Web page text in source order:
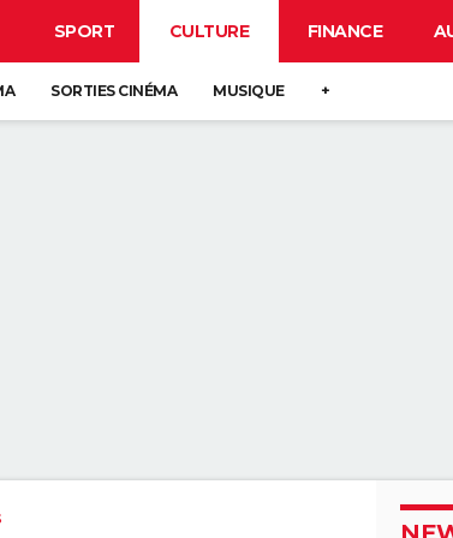
SPORT CULTURE FINANCE
SORTIES CINÉMA MUSIQUE +